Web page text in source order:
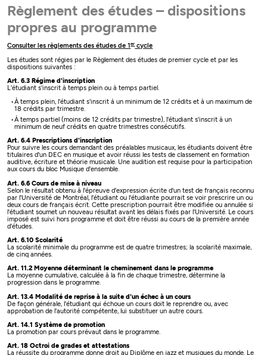
Règlement des études – dispositions
propres au programme
Consulter les règlements des études de 1ercycle
Les études sont régies par le Règlement des études de premier cycle et par les
dispositions suivantes :
Art. 6.3 Régime d'inscription
L'étudiant s'inscrit à temps plein ou à temps partiel.
À temps plein, l'étudiant s'inscrit à un minimum de 12 crédits et à un maximum de
18 crédits par trimestre.
À temps partiel (moins de 12 crédits par trimestre), l'étudiant s'inscrit à un
minimum de neuf crédits en quatre trimestres consécutifs.
Art. 6.4 Prescriptions d'inscription
Pour suivre les cours demandant des préalables musicaux, les étudiants doivent être
titulaires d'un DEC en musique et avoir réussi les tests de classement en formation
auditive, écriture et théorie musicale. Une audition est requise pour la participation
aux cours du bloc Musique d'ensemble.
Art. 6.6 Cours de mise à niveau
Selon le résultat obtenu à l'épreuve d'expression écrite d'un test de français reconnu
par l'Université de Montréal, l'étudiant ou l'étudiante pourrait se voir prescrire un ou
deux cours de français écrit. Cette prescription pourrait être modifiée ou annulée si
l'étudiant soumet un nouveau résultat avant les délais fixés par l'Université. Le cours
imposé est suivi hors programme et doit être réussi au cours de la première année
d'études.
Art. 6.10 Scolarité
La scolarité minimale du programme est de quatre trimestres; la scolarité maximale,
de cinq années.
Art. 11.2 Moyenne déterminant le cheminement dans le programme
La moyenne cumulative, calculée à la fin de chaque trimestre, détermine la
progression dans le programme.
Art. 13.4 Modalité de reprise à la suite d'un échec à un cours
De façon générale, l'étudiant qui échoue un cours doit le reprendre ou, avec
approbation de l'autorité compétente, lui substituer un autre cours.
Art. 14.1 Système de promotion
La promotion par cours prévaut dans le programme.
Art. 18 Octroi de grades et attestations
La réussite du programme donne droit au Diplôme en jazz et musiques du monde. Le